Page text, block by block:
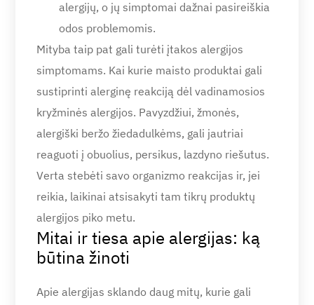
alergijų, o jų simptomai dažnai pasireiškia
odos problemomis.
Mityba taip pat gali turėti įtakos alergijos
simptomams. Kai kurie maisto produktai gali
sustiprinti alerginę reakciją dėl vadinamosios
kryžminės alergijos. Pavyzdžiui, žmonės,
alergiški beržo žiedadulkėms, gali jautriai
reaguoti į obuolius, persikus, lazdyno riešutus.
Verta stebėti savo organizmo reakcijas ir, jei
reikia, laikinai atsisakyti tam tikrų produktų
alergijos piko metu.
Mitai ir tiesa apie alergijas: ką
būtina žinoti
Apie alergijas sklando daug mitų, kurie gali